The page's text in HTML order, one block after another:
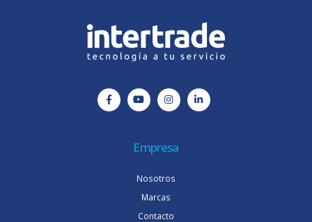
Empresa
Nosotros
Marcas
Contacto